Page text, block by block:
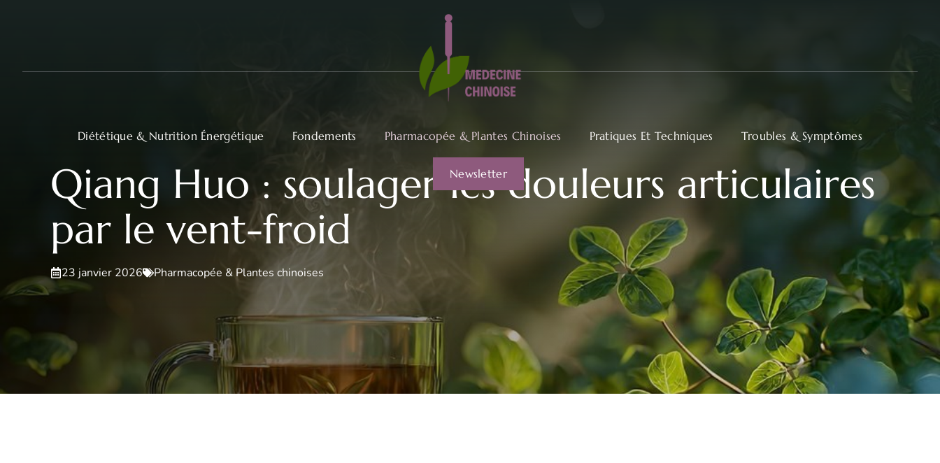
Diététique & Nutrition Énergétique Fondements Pharmacopée & Plantes Chinoises Pratiques Et Techniques Troubles & Symptômes
Newsletter
Qiang Huo : soulager les douleurs articulaires
par le vent-froid
23 janvier 2026 Pharmacopée & Plantes chinoises